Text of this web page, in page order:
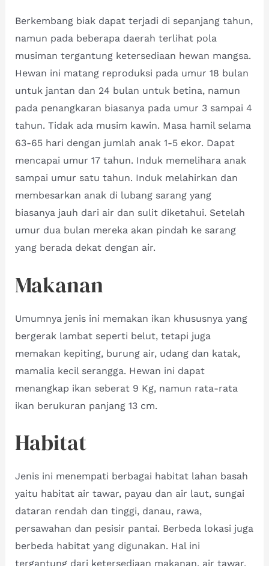
Berkembang biak dapat terjadi di sepanjang tahun,
namun pada beberapa daerah terlihat pola
musiman tergantung ketersediaan hewan mangsa.
Hewan ini matang reproduksi pada umur 18 bulan
untuk jantan dan 24 bulan untuk betina, namun
pada penangkaran biasanya pada umur 3 sampai 4
tahun. Tidak ada musim kawin. Masa hamil selama
63-65 hari dengan jumlah anak 1-5 ekor. Dapat
mencapai umur 17 tahun. Induk memelihara anak
sampai umur satu tahun. Induk melahirkan dan
membesarkan anak di lubang sarang yang
biasanya jauh dari air dan sulit diketahui. Setelah
umur dua bulan mereka akan pindah ke sarang
yang berada dekat dengan air.
Makanan
Umumnya jenis ini memakan ikan khususnya yang
bergerak lambat seperti belut, tetapi juga
memakan kepiting, burung air, udang dan katak,
mamalia kecil serangga. Hewan ini dapat
menangkap ikan seberat 9 Kg, namun rata-rata
ikan berukuran panjang 13 cm.
Habitat
Jenis ini menempati berbagai habitat lahan basah
yaitu habitat air tawar, payau dan air laut, sungai
dataran rendah dan tinggi, danau, rawa,
persawahan dan pesisir pantai. Berbeda lokasi juga
berbeda habitat yang digunakan. Hal ini
tergantung dari ketersediaan makanan, air tawar,